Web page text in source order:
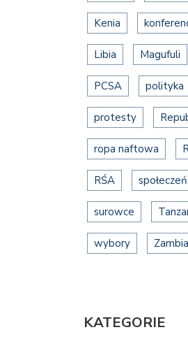
Kenia
Libia Magufuli
PCSA polityka
protesty
ropa naftowa
RŚA
surowce
wybory Zambia
KATEGORIE